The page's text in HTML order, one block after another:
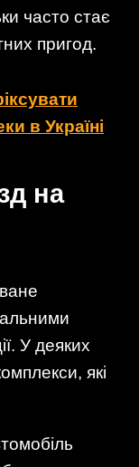
часто стає
пригод.
в Україні
на
У деяких
які